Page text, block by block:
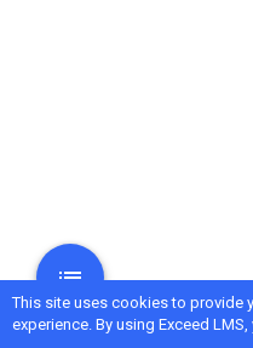
This site uses cookies to provide
experience. By using Exceed